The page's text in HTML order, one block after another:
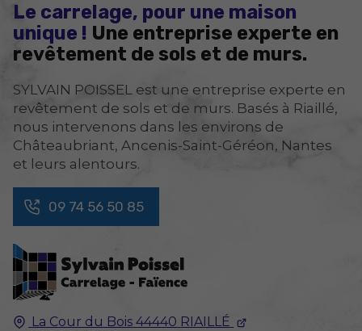
La Cour du Bois 44440 RIAILLÉ
Le carrelage, pour une maison
unique ! Une entreprise experte en
revêtement de sols et de murs.
SYLVAIN POISSEL est une entreprise experte en
revêtement de sols et de murs. Basés à Riaillé,
nous intervenons dans les environs de
Châteaubriant, Ancenis-Saint-Géréon, Nantes
et leurs alentours.
09 74 56 50 85